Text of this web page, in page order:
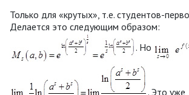
Только для «крутых», т.е. студентов-
Делается это следующим образом:
. Но
. Это уже